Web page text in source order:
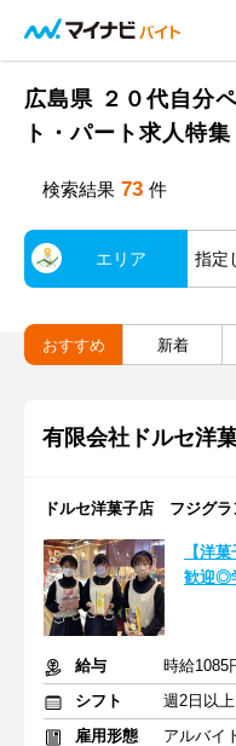
広島県 ２０代自分
ト・パート求人特集
検索結果 73 件
エリア 指定
おすすめ 新着
有限会社ドルセ洋
ドルセ洋菓子店 フジグラ
【洋
歓迎◎
給与
時給1085
シフト
週2日以
雇用形態
アルバイ